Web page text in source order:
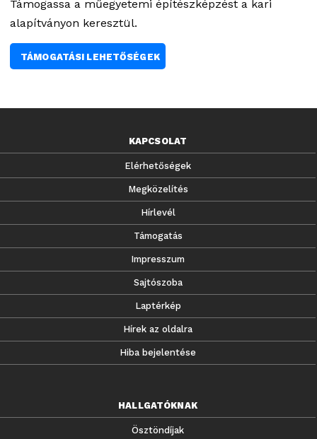
Támogassa a műegyetemi építészképzést a kari
alapítványon keresztül.
TÁMOGATÁSI LEHETŐSÉGEK
KAPCSOLAT
Elérhetőségek
Megközelítés
Hírlevél
Támogatás
Impresszum
Sajtószoba
Laptérkép
Hírek az oldalra
Hiba bejelentése
HALLGATÓKNAK
Ösztöndíjak